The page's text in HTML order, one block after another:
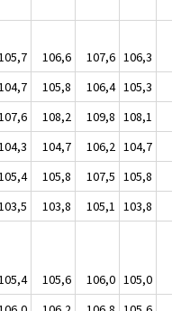
106,6 107,6 106,3
105,8 106,4 105,3
108,2 109,8 108,1
104,7 106,2 104,7
105,8 107,5 105,8
103,8 105,1 103,8
105,6 106,0 105,0